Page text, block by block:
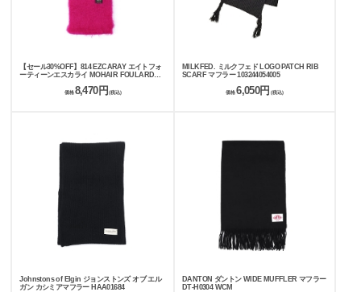
【セール30%OFF】814 EZCARAY エイトフォ
ーティーンエスカライ MOHAIR FOULARD
価格 8,470円 (税込)
MILKFED. ミルクフェド LOGO PATCH RIB
SCARF マフラー 103244054005
価格6,050円 (税込)
Johnstons of Elgin ジョンストンズ オブ エル
ガン カシミアマフラー HAA01684
DANTON ダントン WIDE MUFFLER マフラー
DT-H0304 WCM